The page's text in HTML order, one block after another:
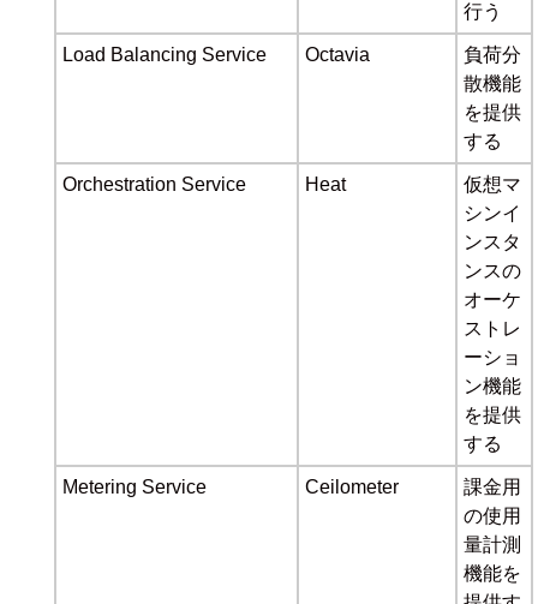
行う
Load Balancing Service Octavia
負荷分
散機能
を提供
する
Orchestration Service Heat
仮想マ
シンイ
ンスタ
ンスの
オーケ
ストレ
ーショ
ン機能
を提供
する
Metering Service Ceilometer
課金用
の使用
量計測
機能を